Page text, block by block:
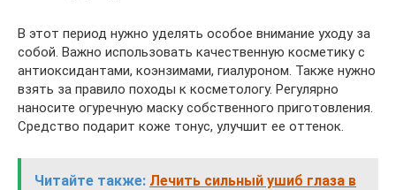
В этот период нужно уделять особое внимание уходу за
собой. Важно использовать качественную косметику с
антиоксидантами, коэнзимами, гиалуроном. Также нужно
взять за правило походы к косметологу. Регулярно
наносите огуречную маску собственного приготовления.
Средство подарит коже тонус, улучшит ее оттенок.
Читайте также: Лечить сильный ушиб глаза в